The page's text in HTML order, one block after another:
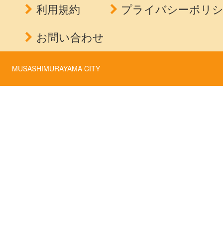
利用規約
プライバシーポリ
お問い合わせ
MUSASHIMURAYAMA CITY